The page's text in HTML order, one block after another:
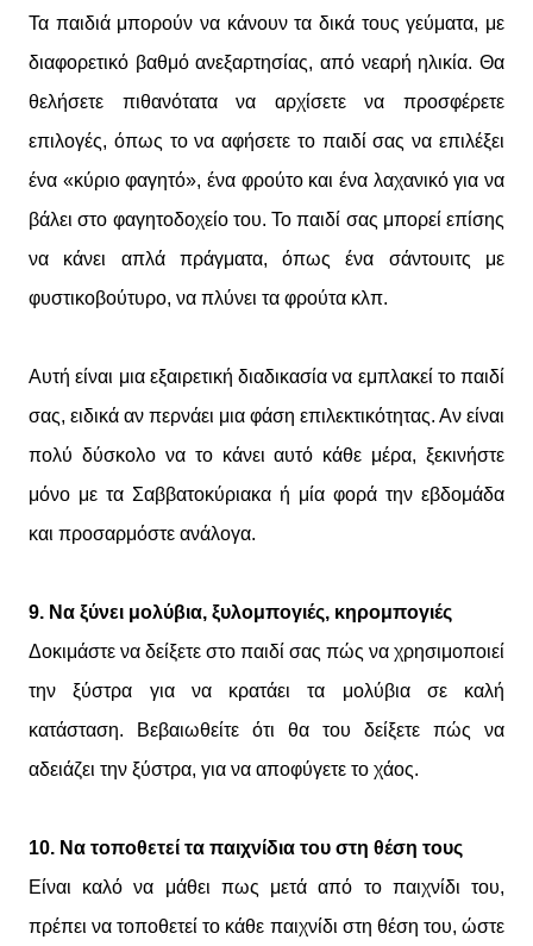
Τα παιδιά μπορούν να κάνουν τα δικά τους γεύματα, με
διαφορετικό βαθμό ανεξαρτησίας, από νεαρή ηλικία. Θα
θελήσετε πιθανότατα να αρχίσετε να προσφέρετε
επιλογές, όπως το να αφήσετε το παιδί σας να επιλέξει
ένα «κύριο φαγητό», ένα φρούτο και ένα λαχανικό για να
βάλει στο φαγητοδοχείο του. Το παιδί σας μπορεί επίσης
να κάνει απλά πράγματα, όπως ένα σάντουιτς με
φυστικοβούτυρο, να πλύνει τα φρούτα κλπ.
Αυτή είναι μια εξαιρετική διαδικασία να εμπλακεί το παιδί
σας, ειδικά αν περνάει μια φάση επιλεκτικότητας. Αν είναι
πολύ δύσκολο να το κάνει αυτό κάθε μέρα, ξεκινήστε
μόνο με τα Σαββατοκύριακα ή μία φορά την εβδομάδα
και προσαρμόστε ανάλογα.
9. Να ξύνει μολύβια, ξυλομπογιές, κηρομπογιές
Δοκιμάστε να δείξετε στο παιδί σας πώς να χρησιμοποιεί
την ξύστρα για να κρατάει τα μολύβια σε καλή
κατάσταση. Βεβαιωθείτε ότι θα του δείξετε πώς να
αδειάζει την ξύστρα, για να αποφύγετε το χάος.
10. Να τοποθετεί τα παιχνίδια του στη θέση τους
Είναι καλό να μάθει πως μετά από το παιχνίδι του,
πρέπει να τοποθετεί το κάθε παιχνίδι στη θέση του, ώστε